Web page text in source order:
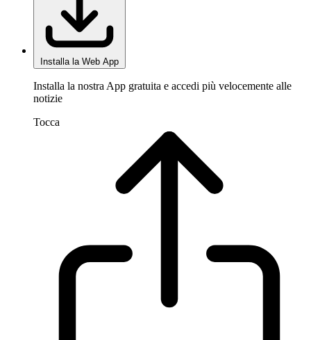
Installa la Web App
Installa la nostra App gratuita e accedi più velocemente alle
notizie
Tocca